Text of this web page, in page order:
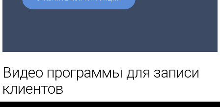
Видео программы для записи
клиентов